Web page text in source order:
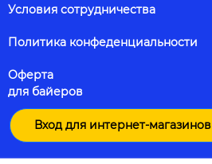
Условия сотрудничества
Политика конфеденциальности
Оферта
для байеров
Вход для интернет-магазинов